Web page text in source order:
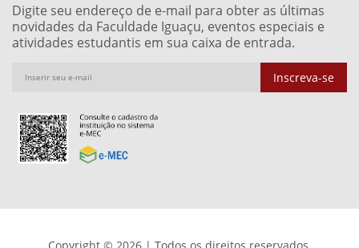
Digite seu endereço de e-mail para obter as últimas
novidades da Faculdade Iguaçu, eventos especiais e
atividades estudantis em sua caixa de entrada.
Inscreva-se